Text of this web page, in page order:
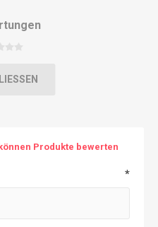
Produkte bewerten
*